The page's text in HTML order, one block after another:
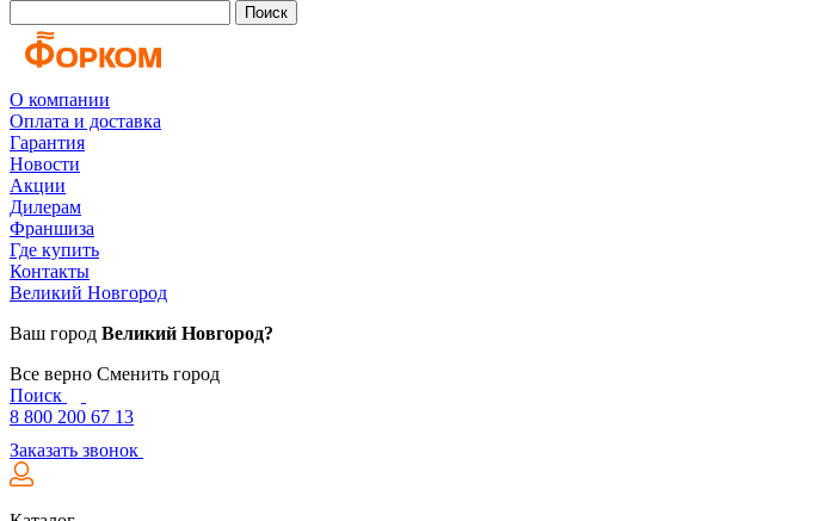
Поиск
О компании
Оплата и доставка
Гарантия
Новости
Акции
Дилерам
Франшиза
Где купить
Контакты
Великий Новгород
Ваш город Великий Новгород?
Все верно Сменить город
Поиск
8 800 200 67 13
Заказать звонок